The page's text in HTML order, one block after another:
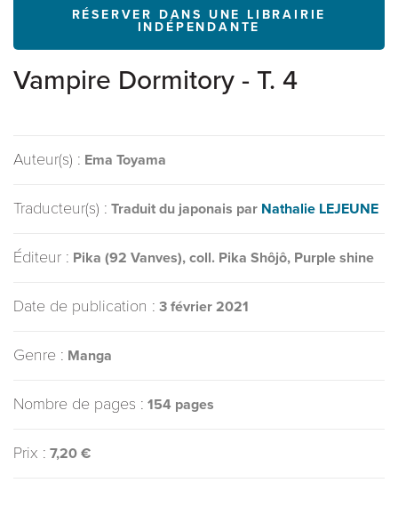
RÉSERVER DANS UNE LIBRAIRIE
INDÉPENDANTE
Vampire Dormitory - T. 4
Auteur(s) : Ema Toyama
Traducteur(s) : Traduit du japonais par Nathalie LEJEUNE
Éditeur : Pika (92 Vanves), coll. Pika Shôjô, Purple shine
Date de publication : 3 février 2021
Genre : Manga
Nombre de pages : 154 pages
Prix : 7,20 €